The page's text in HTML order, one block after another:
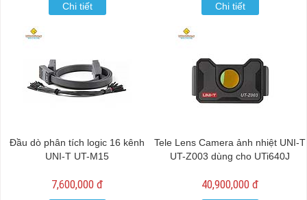
Chi tiết Chi tiết
Đầu dò phân tích logic 16 kênh
UNI-T UT-M15
7,600,000 đ
Tele Lens Camera ảnh nhiệt UNI-T
UT-Z003 dùng cho UTi640J
40,900,000 đ